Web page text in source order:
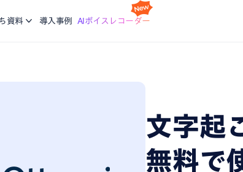
える文字起こしアプリ
資料
Nottaの基本的な使い方について学ぶ。企業に向けた研修
コースも提供
導入事例 AIボイスレコーダー
文字起
無料で